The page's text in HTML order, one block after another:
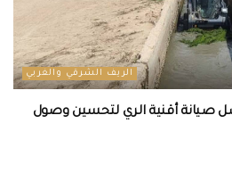
الريف الشرقي والغربي
صيانة أقنية الري لتحسين وصول